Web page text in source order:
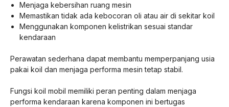
Menjaga kebersihan ruang mesin
Memastikan tidak ada kebocoran oli atau air di sekitar koil
Menggunakan komponen kelistrikan sesuai standar
kendaraan
Perawatan sederhana dapat membantu memperpanjang usia
pakai koil dan menjaga performa mesin tetap stabil.
Fungsi koil mobil memiliki peran penting dalam menjaga
performa kendaraan karena komponen ini bertugas